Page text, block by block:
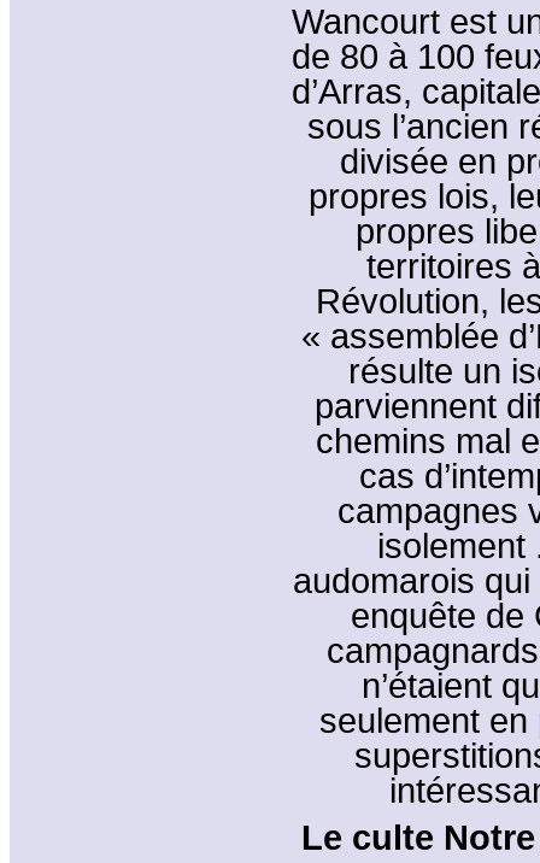
Wancourt est
de 80 à 100
d’Arras,
sous l’ancien
divisée en
propres lois,
propres
territoires
Révolution,
« assemblée
résulte un
parviennent
chemins mal
cas
campagnes
isolement
audomarois
enquête de
n’étaient
seulement
Le culte